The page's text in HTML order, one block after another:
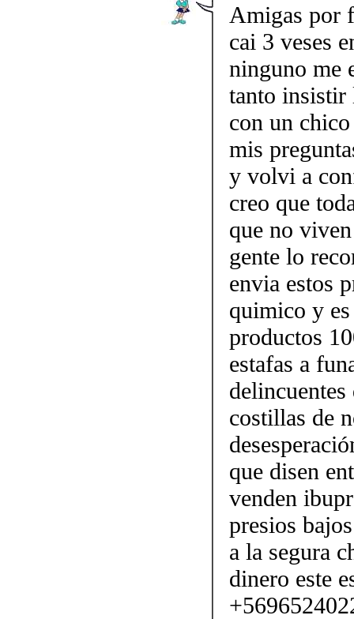
Amigas por
cai 3 veses
ninguno me
tanto insistir
con un
mis
y volvi a
creo que
que no
gente lo
envia estos
quimico y
productos
estafas a
delincuentes
costillas de
que disen
venden
presios
a la segura
dinero este